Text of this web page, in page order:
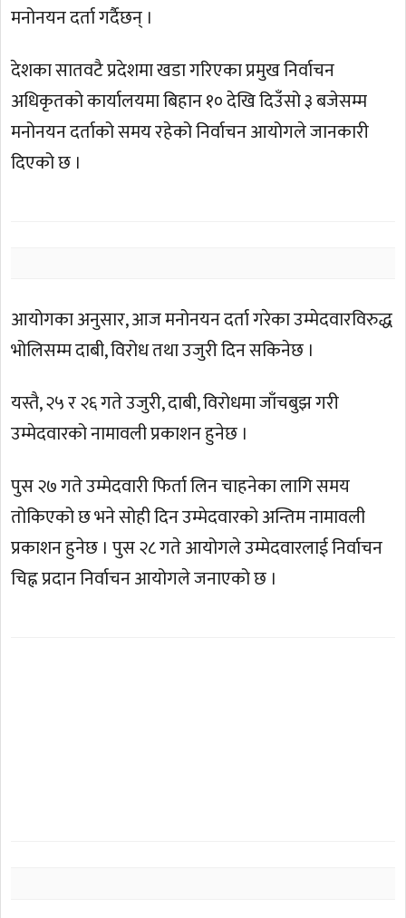
मनोनयन दर्ता गर्दैछन् ।
देशका सातवटै प्रदेशमा खडा गरिएका प्रमुख निर्वाचन
अधिकृतको कार्यालयमा बिहान १० देखि दिउँसो ३ बजेसम्म
मनोनयन दर्ताको समय रहेको निर्वाचन आयोगले जानकारी
दिएको छ ।
आयोगका अनुसार, आज मनोनयन दर्ता गरेका उम्मेदवारविरुद्ध
भोलिसम्म दाबी, विरोध तथा उजुरी दिन सकिनेछ ।
यस्तै, २५ र २६ गते उजुरी, दाबी, विरोधमा जाँचबुझ गरी
उम्मेदवारको नामावली प्रकाशन हुनेछ ।
पुस २७ गते उम्मेदवारी फिर्ता लिन चाहनेका लागि समय
तोकिएको छ भने सोही दिन उम्मेदवारको अन्तिम नामावली
प्रकाशन हुनेछ । पुस २८ गते आयोगले उम्मेदवारलाई निर्वाचन
चिह्न प्रदान निर्वाचन आयोगले जनाएको छ ।